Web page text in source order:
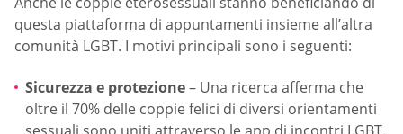
questa piattaforma di appuntamenti insieme all’altra
comunità LGBT. I motivi principali sono i seguenti:
Sicurezza e protezione– Una ricerca afferma che
oltre il 70% delle coppie felici di diversi orientamenti